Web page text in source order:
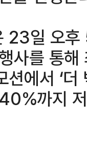
23일 오
사를 통
션에서 ‘
까지